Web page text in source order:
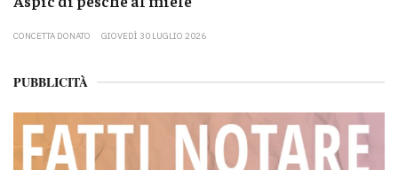
CONCETTA DONATO GIOVEDÌ 30 LUGLIO 2026
PUBBLICITÀ